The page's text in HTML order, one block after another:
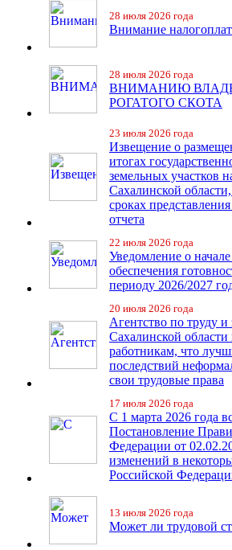
28 июля 2026 года
Внимание
28 июля 2026 года
ВНИМАНИЮ
РОГАТОГО СКОТА
23 июля 2026 года
Извещение о
итогах
земельных участков
Сахалинской
сроках
отчета
22 июля 2026 года
Уведомление о
обеспечения
периоду 2026/2027
20 июля 2026 года
Агентство по труду и
Сахалинской
работникам, что
последствий
свои трудовые права
17 июля 2026 года
С 1 марта 2026 года
Постановление
Федерации от
изменений в
Российской
13 июля 2026 года
Может ли трудовой